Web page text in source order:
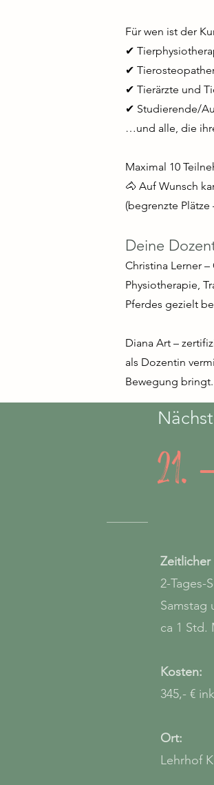
Für wen ist der
✔
✔
✔ Tierärzte und
✔ Studierende/
…und alle, die
Maximal 10
🐴 Auf Wunsch
(begrenzte
Deine
Christina Lerner
Physiotherapie,
Pferdes gezielt
Diana Art –
als Dozentin
Bewegung bringt.
21.
Zeitlicher
2-Tages-
Samstag
ca 1 Std.
Kosten:
345,- €
Ort:
Lehrhof